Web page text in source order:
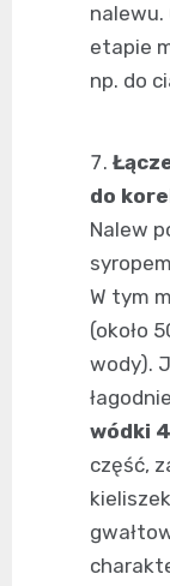
nalewu.
etapie
np. do
do
Nalew
W tym
(około
wody).
wódki
część,